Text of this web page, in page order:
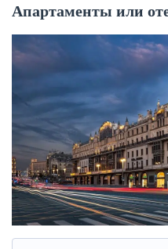
Апартаменты или